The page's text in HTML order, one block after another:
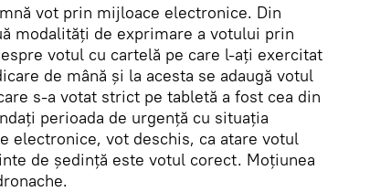
vot prin mijloace electronice. Din
modalităţi de exprimare a votului prin
votul cu cartelă pe care l-aţi exercitat
de mână şi la acesta se adaugă votul
s-a votat strict pe tabletă a fost cea din
perioada de urgenţă cu situaţia
electronice, vot deschis, ca atare votul
de şedinţă este votul corect. Moţiunea